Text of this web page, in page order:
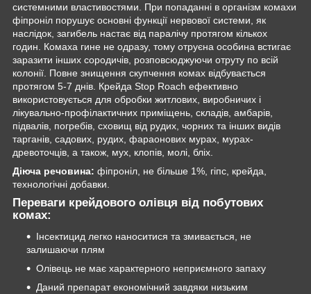
системними властивостями. При попаданні в організм комахи
фіпроніл порушує основні функції нервової системи, як
наслідок, загибель настає від паралічу протягом кількох
годин. Комаха гине не одразу, тому отруєна особина встигає
заразити інших сородичів, розповсюджуючи отруту по всій
колонії. Повне знищення скупчення комах відбувається
протягом 5-7 днів. Крейда Stop Roach ефективно
використовується для обробки житлових, виробничих і
лікувально-профілактичних приміщень, складів, амбарів,
підвалів, погребів, сховищ від рудих, чорних та інших видів
тарганів, садових, рудих, фараонових мурах, мурах-
древоточців, а також, мух, клопів, молі, бліх.
Діюча речовина: фіпроніл, не більше 1%, гіпс, крейда,
технологічні добавки.
Переваги крейдового олівця від побутових
комах:
Інсектицид легко наноситися та змивається, не
залишаючи плям
Олівець не має характерного неприємного запаху
Даний препарат економічний завдяки низьким